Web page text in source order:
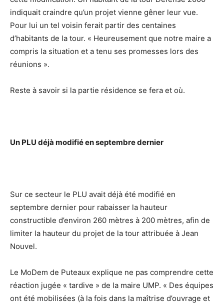
indiquait craindre qu’un projet vienne gêner leur vue.
Pour lui un tel voisin ferait partir des centaines
d’habitants de la tour. « Heureusement que notre maire a
compris la situation et a tenu ses promesses lors des
réunions ».
Reste à savoir si la partie résidence se fera et où.
Un PLU déjà modifié en septembre dernier
Sur ce secteur le PLU avait déjà été modifié en
septembre dernier pour rabaisser la hauteur
constructible d’environ 260 mètres à 200 mètres, afin de
limiter la hauteur du projet de la tour attribuée à Jean
Nouvel.
Le MoDem de Puteaux explique ne pas comprendre cette
réaction jugée « tardive » de la maire UMP. « Des équipes
ont été mobilisées (à la fois dans la maîtrise d’ouvrage et